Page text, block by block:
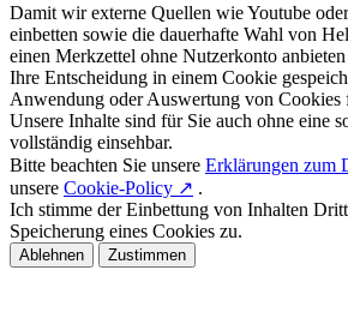
Damit wir externe Quellen wie Youtube
einbetten sowie die dauerhafte Wahl von
einen Merkzettel ohne Nutzerkonto
Ihre Entscheidung in einem Cookie
Anwendung oder Auswertung von
Unsere Inhalte sind für Sie auch ohne eine
vollständig einsehbar.
Bitte beachten Sie unsere Erklärungen zum
unsere Cookie-Policy ↗ .
Ich stimme der Einbettung von Inhalten
Speicherung eines Cookies zu.
Ablehnen Zustimmen